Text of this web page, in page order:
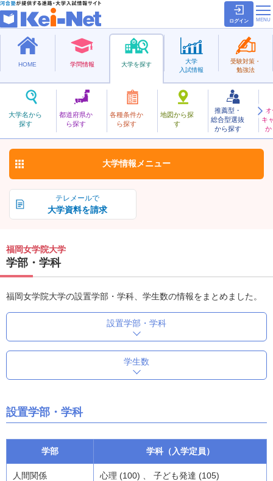
ログイン
HOME 学問情報 大学を探す
大学名から
探す
都道府県か
ら探す
各種条件か
ら探す
地図から探
す
推薦型・
総合型選抜
から探す
キ
か
大学
入試情報
受験対策・
勉強法
私立
ふくおかじょがくいん
福岡女学院大学 お気に入り
テレメールで
大学資料を請求
大学情報 メニュー
福岡女学院大学
学部・学科
福岡女学院大学の設置学部・学科、学生数の情報をまとめました。
設置学部・学科
学生数
設置学部・学科
学部 学科（入学定員）
人間関係 心理 (100) 、 子ども発達 (105)